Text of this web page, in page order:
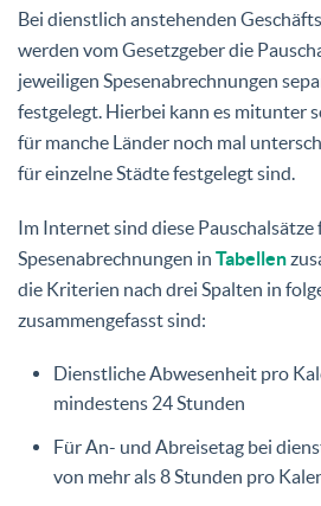
Bei dienstlich anstehenden
werden vom Gesetzgeber die
jeweiligen Spesenabrechnungen
festgelegt. Hierbei kann es mitunter
für manche Länder noch mal
für einzelne Städte festgelegt sind.
Im Internet sind diese Pauschalsätze
Spesenabrechnungen in Tabellen
die Kriterien nach drei Spalten in
zusammengefasst sind:
Dienstliche Abwesenheit pro
mindestens 24 Stunden
Für An- und Abreisetag bei
von mehr als 8 Stunden pro